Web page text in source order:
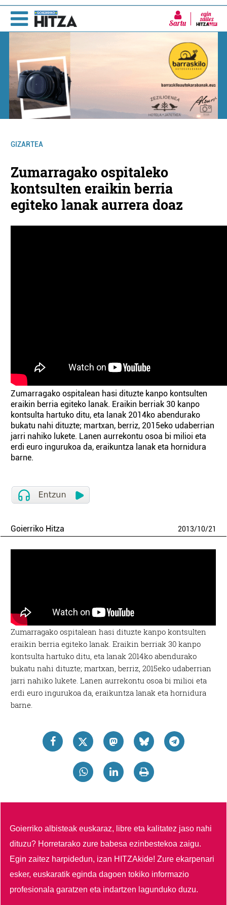
Sartu
GIZARTEA
Zumarragako ospitaleko
kontsulten eraikin berria
egiteko lanak aurrera doaz
Zumarragako ospitalean hasi dituzte kanpo kontsulten
eraikin berria egiteko lanak. Eraikin berriak 30 kanpo
kontsulta hartuko ditu, eta lanak 2014ko abendurako
bukatu nahi dituzte; martxan, berriz, 2015eko udaberrian
jarri nahiko lukete. Lanen aurrekontu osoa bi milioi eta
erdi euro ingurukoa da, eraikuntza lanak eta hornidura
barne.
Goierriko Hitza 2013/10/21
Zumarragako ospitalean hasi dituzte kanpo kontsulten
eraikin berria egiteko lanak. Eraikin berriak 30 kanpo
kontsulta hartuko ditu, eta lanak 2014ko abendurako
bukatu nahi dituzte; martxan, berriz, 2015eko udaberrian
jarri nahiko lukete. Lanen aurrekontu osoa bi milioi eta
erdi euro ingurukoa da, eraikuntza lanak eta hornidura
barne.
Goierriko albisteak euskaraz, libre eta kalitatez jaso nahi
dituzu? Horretarako zure babesa ezinbestekoa zaigu.
Egin zaitez harpidedun, izan HITZAkide!Zure ekarpenari
esker, euskaratik eginda dagoen tokiko informazio
profesionala garatzen eta indartzen lagunduko duzu.